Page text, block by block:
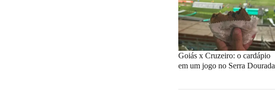
Goiás x Cruzeiro: o cardápio
em um jogo no Serra Dourada